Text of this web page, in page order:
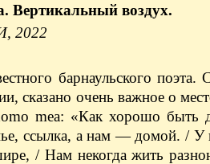
Вертикальный воздух.
2022
барнаульского поэта.
сказано очень важное о
mea: «Как хорошо быть
ссылка, а нам — домой. / У
/ Нам некогда жить